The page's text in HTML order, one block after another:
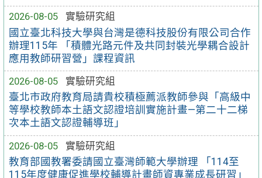
2026-08-05
實驗研究組
國立臺北科技大學與台灣是德科技股份有限公司合作
辦理115年 「積體光路元件及共同封裝光學耦合設計
應用教師研習營」課程資訊
2026-08-05
實驗研究組
臺北市政府教育局請貴校積極薦派教師參與「高級中
等學校教師本土語文認證培訓實施計畫—第二十二梯
次本土語文認證輔導班」
2026-08-05
實驗研究組
教育部國教署委請國立臺灣師範大學辦理 「114至
115年度健康促進學校輔導計畫師資專業成長研習」